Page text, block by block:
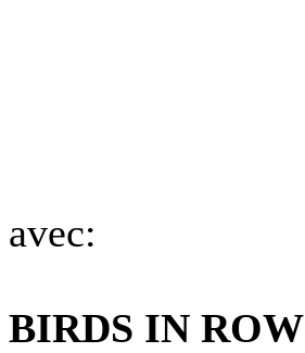
avec:
BIRDS IN ROW